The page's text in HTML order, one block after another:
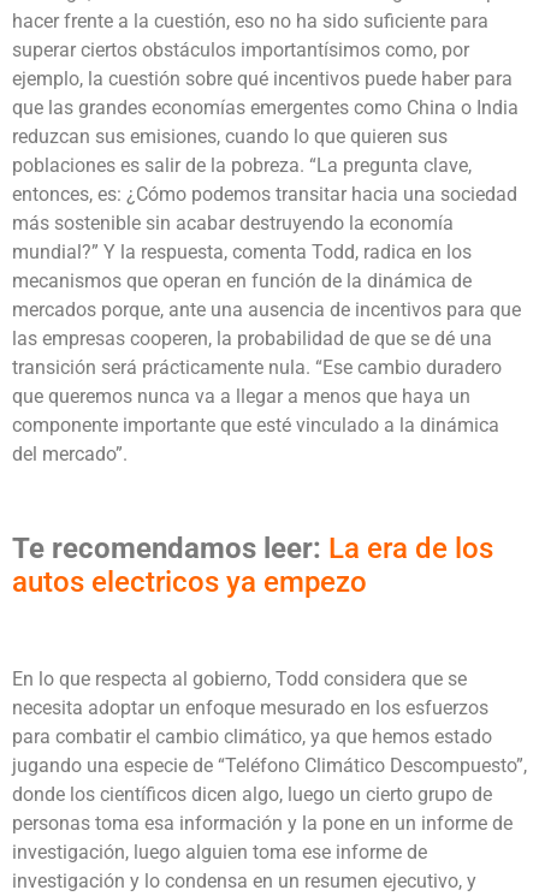
hacer frente a la cuestión, eso no ha sido suficiente para
superar ciertos obstáculos importantísimos como, por
ejemplo, la cuestión sobre qué incentivos puede haber para
que las grandes economías emergentes como China o India
reduzcan sus emisiones, cuando lo que quieren sus
poblaciones es salir de la pobreza. “La pregunta clave,
entonces, es: ¿Cómo podemos transitar hacia una sociedad
más sostenible sin acabar destruyendo la economía
mundial?” Y la respuesta, comenta Todd, radica en los
mecanismos que operan en función de la dinámica de
mercados porque, ante una ausencia de incentivos para que
las empresas cooperen, la probabilidad de que se dé una
transición será prácticamente nula. “Ese cambio duradero
que queremos nunca va a llegar a menos que haya un
componente importante que esté vinculado a la dinámica
del mercado”.
Te recomendamos leer: La era de los
autos electricos ya empezo
En lo que respecta al gobierno, Todd considera que se
necesita adoptar un enfoque mesurado en los esfuerzos
para combatir el cambio climático, ya que hemos estado
jugando una especie de “Teléfono Climático Descompuesto”,
donde los científicos dicen algo, luego un cierto grupo de
personas toma esa información y la pone en un informe de
investigación, luego alguien toma ese informe de
investigación y lo condensa en un resumen ejecutivo, y